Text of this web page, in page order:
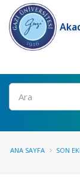
Ara
ANA SAYFA SON